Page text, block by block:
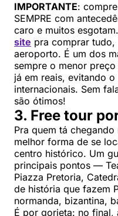
IMPORTANTE:
SEMPRE com
caro e muitos
site pra comprar
aeroporto. É um dos
sempre o menor
já em reais, evitando
internacionais. Sem
são ótimos!
3. Free tour
Pra quem tá
melhor forma de se
centro histórico. Um
principais pontos —
Piazza Pretoria,
de história que fazem
normanda, bizantina,
É por gorjeta: no final,